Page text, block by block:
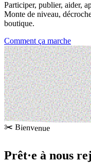
Participer, publier, aider,
Monte de niveau,
boutique.
Comment ça marche
✂️ Bienvenue
Prêt·e à nous